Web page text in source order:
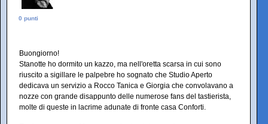
0 punti
Buongiorno!
Stanotte ho dormito un kazzo, ma nell'oretta scarsa in cui sono
riuscito a sigillare le palpebre ho sognato che Studio Aperto
dedicava un servizio a Rocco Tanica e Giorgia che convolavano a
nozze con grande disappunto delle numerose fans del tastierista,
molte di queste in lacrime adunate di fronte casa Conforti.